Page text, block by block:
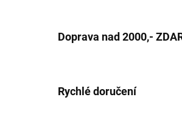
Doprava nad 2000,-
Rychlé doručení